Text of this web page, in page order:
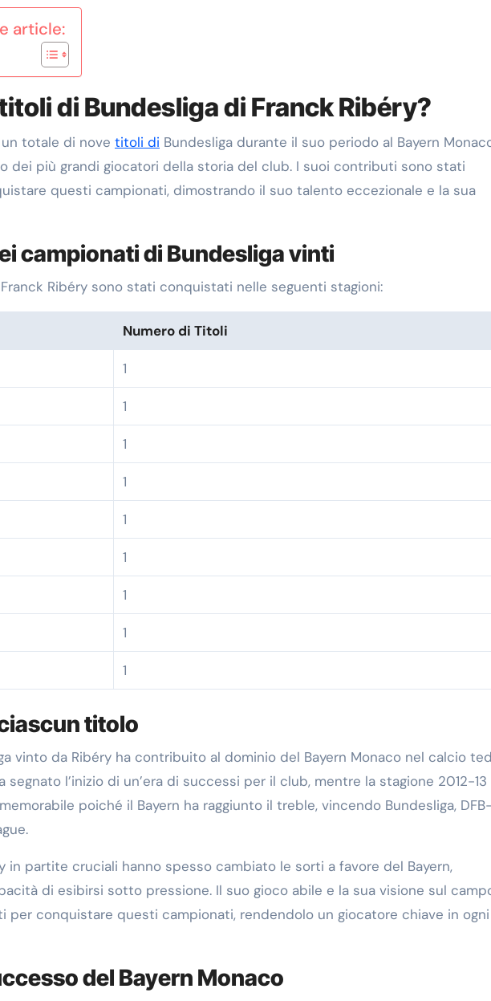
article:
di Bundesliga di Franck Ribéry?
totale di nove titoli di Bundesliga durante il suo periodo al Bayern
dei più grandi giocatori della storia del club. I suoi contributi sono stati
questi campionati, dimostrando il suo talento eccezionale e la sua
campionati di Bundesliga vinti
Ribéry sono stati conquistati nelle seguenti stagioni:
Numero di Titoli
1
1
1
1
1
1
1
1
1
titolo
vinto da Ribéry ha contribuito al dominio del Bayern Monaco nel calcio
l’inizio di un’era di successi per il club, mentre la stagione 2012-13
poiché il Bayern ha raggiunto il treble, vincendo Bundesliga,
in partite cruciali hanno spesso cambiato le sorti a favore del Bayern,
di esibirsi sotto pressione. Il suo gioco abile e la sua visione sul
per conquistare questi campionati, rendendolo un giocatore chiave in ogni
del Bayern Monaco